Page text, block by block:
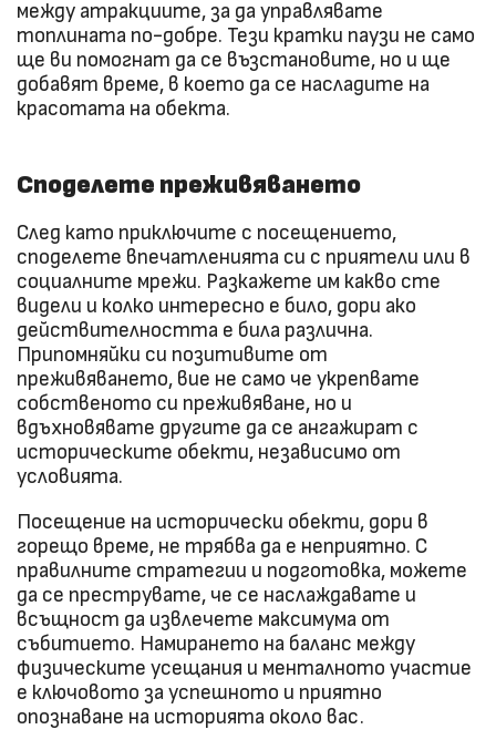
между атракциите, за да управлявате
топлината по-добре. Тези кратки паузи не само
ще ви помогнат да се възстановите, но и ще
добавят време, в което да се насладите на
красотата на обекта.
Споделете преживяването
След като приключите с посещението,
споделете впечатленията си с приятели или в
социалните мрежи. Разкажете им какво сте
видели и колко интересно е било, дори ако
действителността е била различна.
Припомняйки си позитивите от
преживяването, вие не само че укрепвате
собственото си преживяване, но и
вдъхновявате другите да се ангажират с
историческите обекти, независимо от
условията.
Посещение на исторически обекти, дори в
горещо време, не трябва да е неприятно. С
правилните стратегии и подготовка, можете
да се преструвате, че се наслаждавате и
всъщност да извлечете максимума от
събитието. Намирането на баланс между
физическите усещания и менталното участие
е ключовото за успешното и приятно
опознаване на историята около вас.